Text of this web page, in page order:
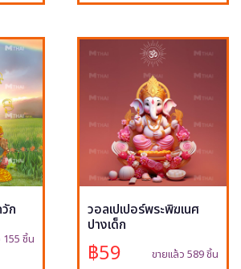
ก
155 ชิ้น
วอลเปเปอร์พระพิฆเนศ
ปางเด็ก
฿59 ขายแล้ว 589 ชิ้น